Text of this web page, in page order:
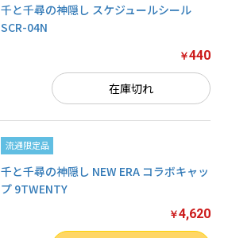
千と千尋の神隠し スケジュールシール
SCR-04N
￥440
在庫切れ
流通限定品
千と千尋の神隠し NEW ERA コラボキャッ
プ 9TWENTY
￥4,620